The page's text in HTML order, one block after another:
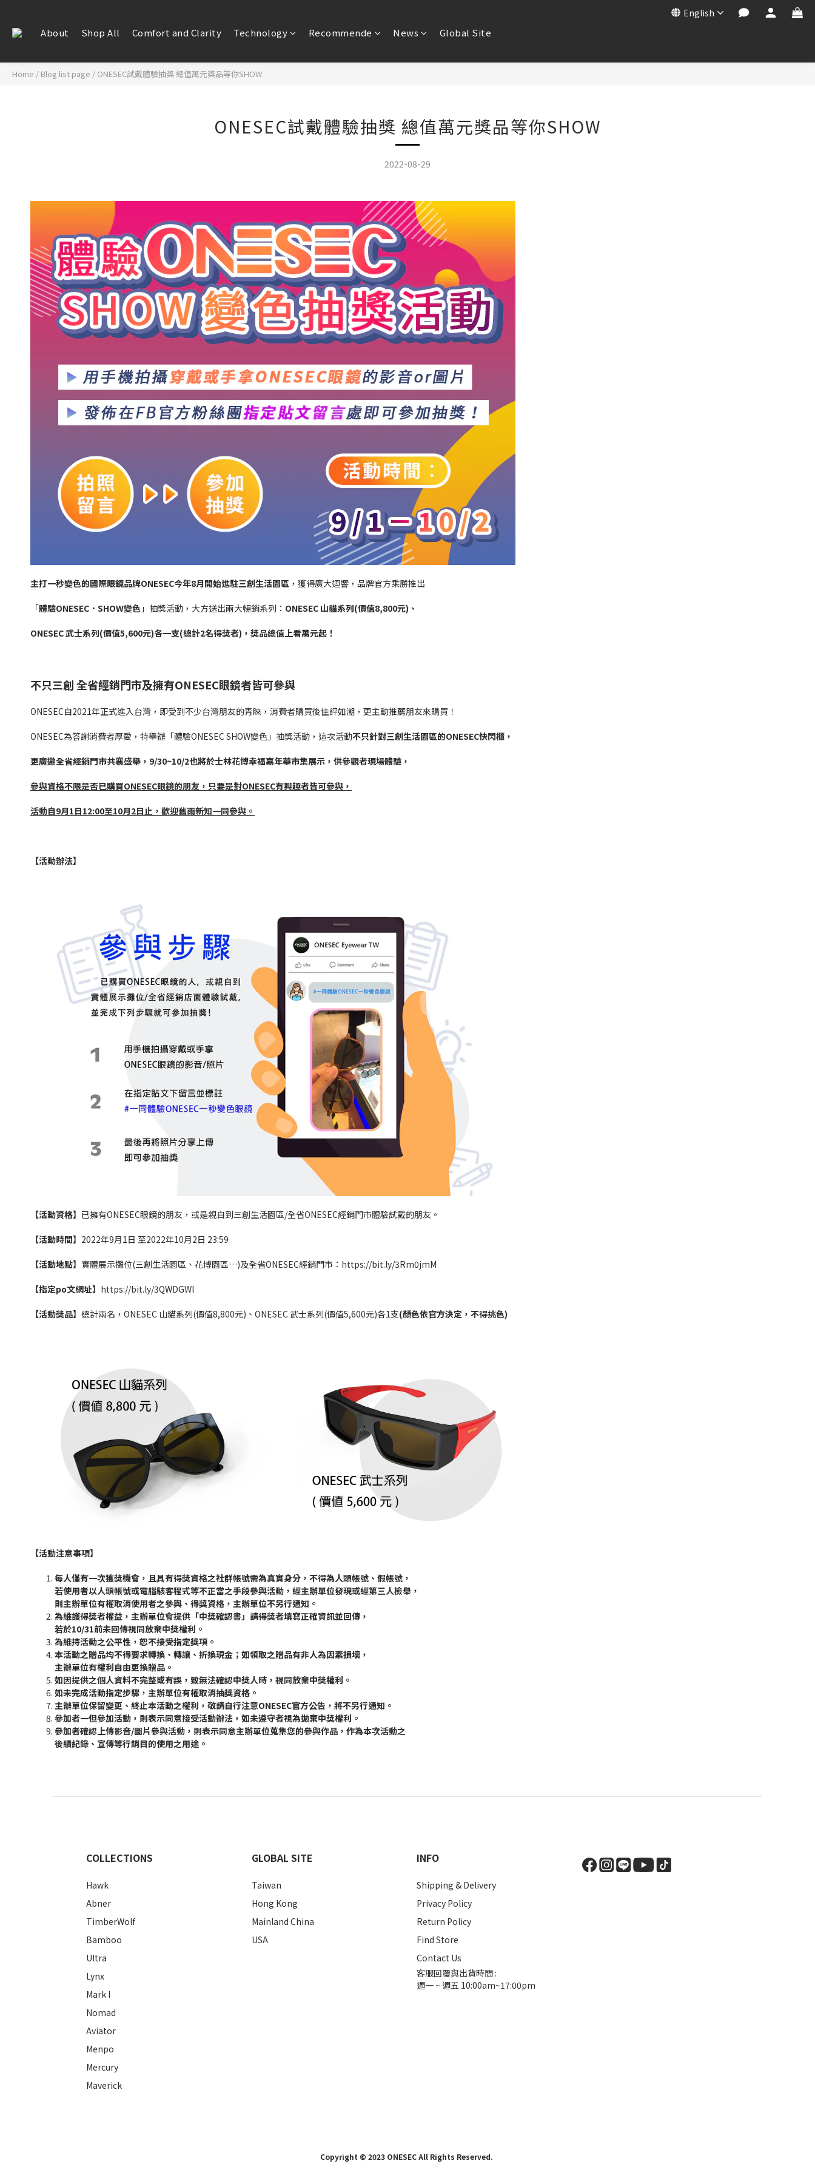
English
About Shop All Comfort and Clarity Technology Recommende News Global Site
Home / Blog list page / ONESEC試戴體驗抽獎 總值萬元獎品等你SHOW
ONESEC試戴體驗抽獎 總值萬元獎品等你SHOW
2022-08-29
主打一秒變色的國際眼鏡品牌ONESEC今年8月開始進駐三創生活園區 ，獲得廣大迴響，品牌官方乘勝推出
「體驗ONESEC．SHOW變色 」抽獎活動，大方送出兩大暢銷系列： ONESEC 山貓系列(價值8,800元)、
ONESEC 武士系列(價值5,600元)各一支(總計2名得獎者)，獎品總值上看萬元起！
不只三創 全省經銷門市及擁有ONESEC眼鏡者皆可參與
ONESEC自2021年正式進入台灣，即受到不少台灣朋友的青睞，消費者購買後佳評如潮，更主動推薦朋友來購買！
ONESEC為答謝消費者厚愛，特舉辦「體驗ONESEC SHOW變色」抽獎活動，這次活動不只針對三創生活園區的ONESEC快閃櫃，
更廣邀全省經銷門市共襄盛舉，9/30~10/2也將於士林花博幸福嘉年華市集展示，供參觀者現場體驗，
參與資格不限是否已購買ONESEC眼鏡的朋友，只要是對ONESEC有興趣者皆可參與，
活動自9月1日12:00至10月2日止，歡迎舊雨新知一同參與。
【活動辦法】
【活動資格】 已擁有ONESEC眼鏡的朋友，或是親自到三創生活園區/全省ONESEC經銷門市體驗試戴的朋友。
【活動時間】 2022年9月1日 至2022年10月2日 23:59
【活動地點】 實體展示攤位(三創生活園區、花博園區…)及全省ONESEC經銷門市： https://bit.ly/3Rm0jmM
【指定po文網址】 https://bit.ly/3QWDGWl
【活動獎品】 總計兩名， ONESEC 山貓系列(價值8,800元) 、 ONESEC 武士系列(價值5,600元)各1支(顏色依官方決定，不得挑色)
【活動注意事項】
每人僅有一次獲獎機會，且具有得獎資格之社群帳號需為真實身分，不得為人頭帳號、假帳號，
若使用者以人頭帳號或電腦駭客程式等不正當之手段參與活動，經主辦單位發現或經第三人檢舉，
則主辦單位有權取消使用者之參與、得獎資格，主辦單位不另行通知。
為維護得獎者權益，主辦單位會提供「中獎確認書」請得獎者填寫正確資訊並回傳，
若於10/31前未回傳視同放棄中獎權利。
為維持活動之公平性，恕不接受指定獎項。
本活動之贈品均不得要求轉換、轉讓、折換現金；如領取之贈品有非人為因素損壞，
主辦單位有權利自由更換贈品。
如因提供之個人資料不完整或有誤，致無法確認中獎人時，視同放棄中獎權利。
如未完成活動指定步驟，主辦單位有權取消抽獎資格。
主辦單位保留變更、終止本活動之權利，敬請自行注意ONESEC官方公告，將不另行通知。
參加者一但參加活動，則表示同意接受活動辦法，如未遵守者視為拋棄中獎權利。
參加者確認上傳影音/圖片參與活動，則表示同意主辦單位蒐集您的參與作品，作為本次活動之
後續紀錄、宣傳等行銷目的使用之用途。
COLLECTIONS
Hawk
Abner
TimberWolf
Bamboo
Ultra
Lynx
Mark I
Nomad
Aviator
Menpo
Mercury
Maverick
GLOBAL SITE
Taiwan
Hong Kong
Mainland China
USA
INFO
Shipping & Delivery
Privacy Policy
Return Policy
Find Store
Contact Us
客服回覆與出貨時間 :
週一 ~ 週五 10:00am~17:00pm
Copyright © 2023 ONESEC All Rights Reserved.